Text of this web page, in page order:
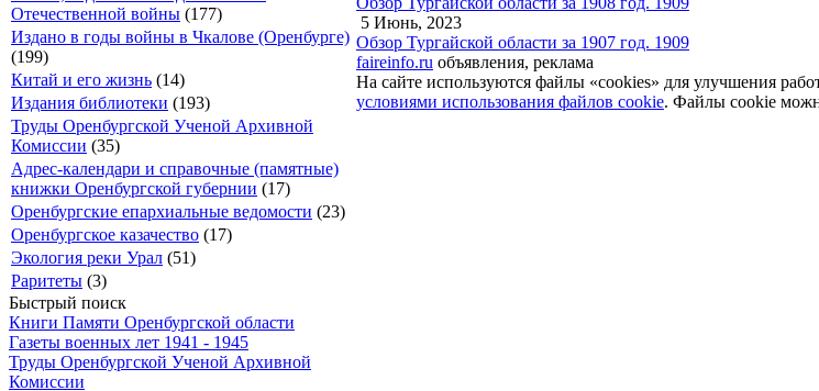
Отечественной войны (177)
Издано в годы войны в Чкалове (Оренбурге)
(199)
Китай и его жизнь (14)
Издания библиотеки (193)
Труды Оренбургской Ученой Архивной
Комиссии (35)
Адрес-календари и справочные (памятные)
книжки Оренбургской губернии (17)
Оренбургские епархиальные ведомости (23)
Оренбургское казачество (17)
Экология реки Урал (51)
Раритеты (3)
Быстрый поиск
Книги Памяти Оренбургской области
Газеты военных лет 1941 - 1945
Труды Оренбургской Ученой Архивной
Комиссии
5 Июнь, 2023
Обзор Тургайской области за 1907 год. 1909
faireinfo.ru объявления, реклама
На сайте используются файлы «cookies» для улучшения
условиями использования файлов cookie. Файлы cookie